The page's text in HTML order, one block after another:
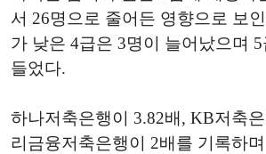
서 26명으로 줄어든 영향으로 보
가 낮은 4급은 3명이 늘어났으며
들었다.
하나저축은행이 3.82배, KB저축
리금융저축은행이 2배를 기록하